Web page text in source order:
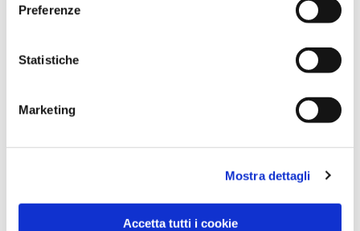
Preferenze
Statistiche
Marketing
Mostra dettagli
Accetta tutti i cookie